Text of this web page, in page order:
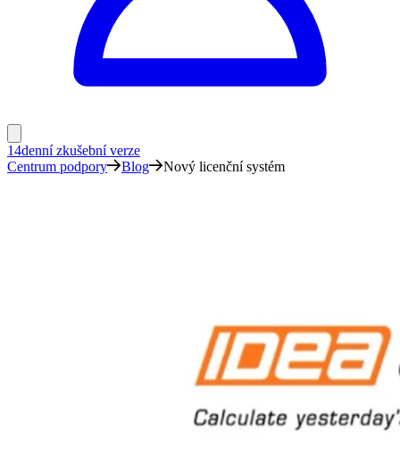
14denní zkušební verze
Centrum podpory
Blog Nový licenční systém